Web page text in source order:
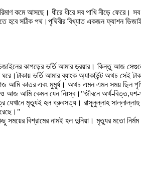
আসছে। ধীরে ধীরে সব পাখি নীড়ে ফেরে। সব
হবে সঠিক পথ।পৃথিবীর বিখ্যাত একজন ফ্যাশন
কাপড়ের ভর্তি আমার ড্রয়ার। কিন্তু আজ
ঘরে।টাকায় ভর্তি আমার ব্যাংক অ্যাকাউন্ট অথচ
আমি কাতর এবং মুমূর্ষ। অথচ এমন এমন সময় ছিল
আজ আমি কেমন যেন নিঃস্ব।"জীবনে অর্থ-
যেখানে মৃত্যুই হল ধ্রুবসত্য। রাসূলুল্লাহ
সময়ের বিশ্রামের নামই হল দুনিয়া। মৃত্যুর মতো